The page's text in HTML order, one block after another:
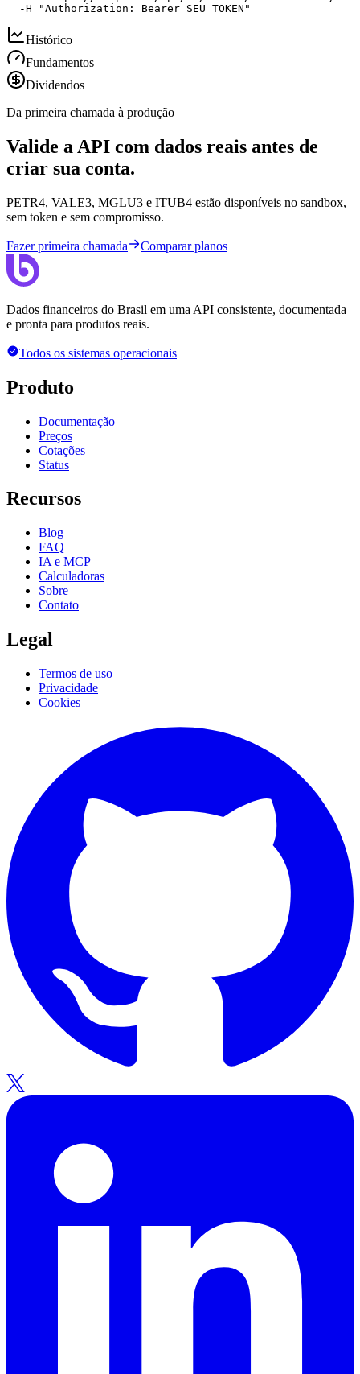
  -H "Authorization: Bearer SEU_TOKEN"
Histórico
Fundamentos
Dividendos
Da primeira chamada à produção
Valide a API com dados reais antes de
criar sua conta.
PETR4, VALE3, MGLU3 e ITUB4 estão disponíveis no sandbox,
sem token e sem compromisso.
Fazer primeira chamada Comparar planos
Dados financeiros do Brasil em uma API consistente, documentada
e pronta para produtos reais.
Todos os sistemas operacionais
Produto
Documentação
Preços
Cotações
Status
Recursos
Blog
FAQ
IA e MCP
Calculadoras
Sobre
Contato
Legal
Termos de uso
Privacidade
Cookies